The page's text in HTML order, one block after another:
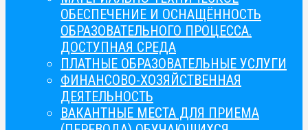
ОБЕСПЕЧЕНИЕ И ОСНАЩЁННОСТЬ
ОБРАЗОВАТЕЛЬНОГО ПРОЦЕССА.
ДОСТУПНАЯ СРЕДА
ПЛАТНЫЕ ОБРАЗОВАТЕЛЬНЫЕ УСЛУГИ
ФИНАНСОВО-ХОЗЯЙСТВЕННАЯ
ДЕЯТЕЛЬНОСТЬ
ВАКАНТНЫЕ МЕСТА ДЛЯ ПРИЕМА